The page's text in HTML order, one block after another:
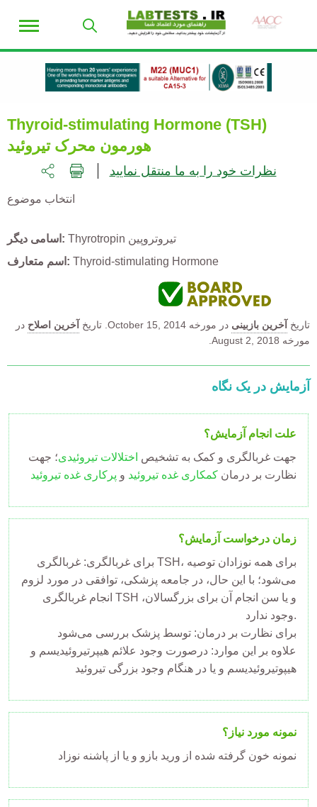
Thyroid-stimulating Hormone (TSH)
هورمون محرک تیروئید
نظرات خود را به ما منتقل نمایید
انتخاب موضوع
اسامی دیگر
Thyrotropin تیروتروپین
اسم متعارف
Thyroid-stimulating Hormone
تاریخ آخرین بازبینی در مورخه October 15, 2014. تاریخ آخرین اصلاح در
مورخه August 2, 2018.
آزمایش در یک نگاه
علت انجام آزمایش؟
جهت غربالگری و کمک به تشخیص اختلالات تیروئیدی؛ جهت
نظارت بر درمان کمکاری غده تیروئید و پرکاری غده تیروئید
زمان درخواست آزمایش؟
برای غربالگری: غربالگری TSH، برای همه نوزادان توصیه
می‌شود؛ با این حال، در جامعه پزشکی، توافقی در مورد لزوم
انجام غربالگری TSH و یا سن انجام آن برای بزرگسالان،
وجود ندارد.
برای نظارت بر درمان: توسط پزشک بررسی می‌شود
علاوه بر این موارد: درصورت وجود علائم هیپرتیروئیدیسم و
هیپوتیروئیدیسم و یا در هنگام وجود بزرگی تیروئید
نمونه مورد نیاز؟
نمونه خون گرفته شده از ورید بازو و یا از پاشنه نوزاد